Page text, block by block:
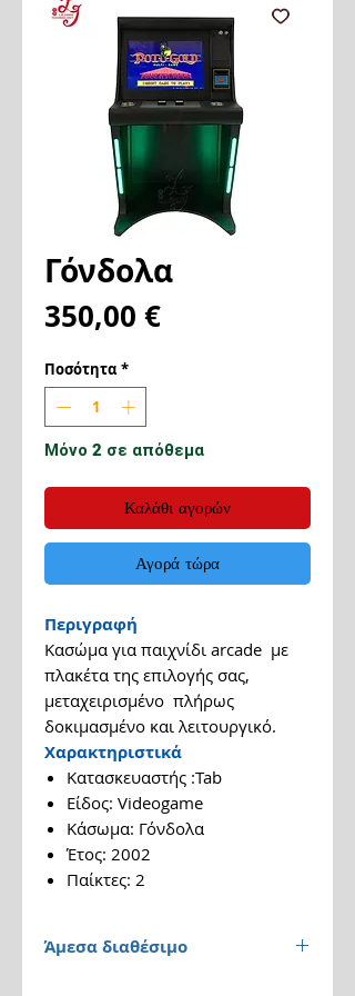
Γόνδολα
350,00 €Τιμή
Ποσότητα *
Μόνο 2 σε απόθεμα
Καλάθι αγορών
Αγορά τώρα
Περιγραφή
Κασώμα για παιχνίδι arcade με
πλακέτα της επιλογής σας,
μεταχειρισμένο πλήρως
δοκιμασμένο και λειτουργικό.
Χαρακτηριστικά
Κατασκευαστής :Tab
Είδος: Videogame
Κάσωμα: Γόνδολα
Έτος: 2002
Παίκτες: 2
Άμεσα διαθέσιμο